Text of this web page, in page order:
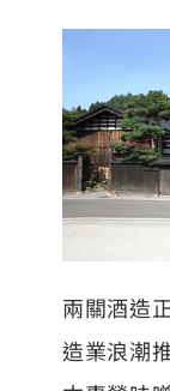
兩關酒造
造業浪潮